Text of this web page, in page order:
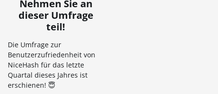
Nehmen Sie an
dieser Umfrage
teil!
Die Umfrage zur
Benutzerzufriedenheit von
NiceHash für das letzte
Quartal dieses Jahres ist
erschienen! 😇